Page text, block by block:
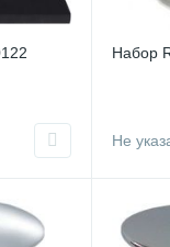
Набор
Не